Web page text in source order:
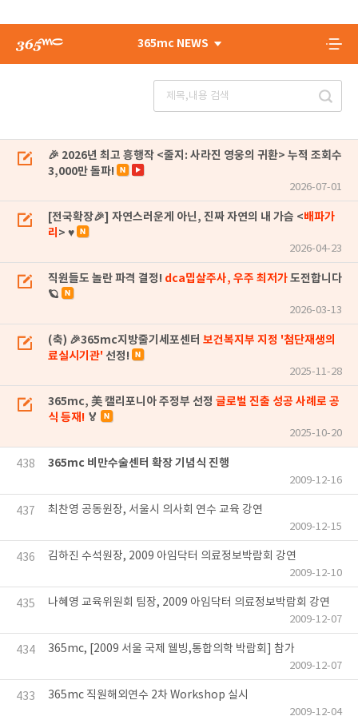
365mc NEWS
🎉 2026년 최고 흥행작 <줄지: 사라진 영웅의 귀환> 누적 조회수
3,000만 돌파!
2026-07-01
[전국확장🎉] 자연스러운게 아닌, 진짜 자연의 내 가슴 <배파가
리 > ♥
2026-04-23
직원들도 놀란 파격 결정! dca밉살주사, 우주 최저가도전합니다
🪐
2026-03-13
(축) 🎉365mc지방줄기세포센터 보건복지부 지정 '첨단재생의
료실시기관' 선정!
2025-11-28
365mc, 美 캘리포니아 주정부 선정 글로벌 진출 성공 사례로 공
식 등재! 🏅
2025-10-20
438 365mc 비만수술센터 확장 기념식 진행
2009-12-16
437 최찬영 공동원장, 서울시 의사회 연수 교육 강연
2009-12-15
436 김하진 수석원장, 2009 아임닥터 의료정보박람회 강연
2009-12-10
435 나혜영 교육위원회 팀장, 2009 아임닥터 의료정보박람회 강연
2009-12-07
434 365mc, [2009 서울 국제 웰빙,통합의학 박람회] 참가
2009-12-07
433 365mc 직원해외연수 2차 Workshop 실시
2009-12-04